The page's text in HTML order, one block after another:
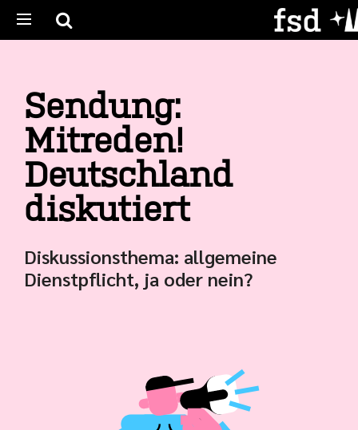
Sendung:
Mitreden!
Deutschland
diskutiert
Diskussionsthema: allgemeine
Dienstpflicht, ja oder nein?